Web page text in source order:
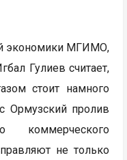
экономики МГИМО,
Гулиев считает,
стоит намного
Ормузский пролив
коммерческого
не только